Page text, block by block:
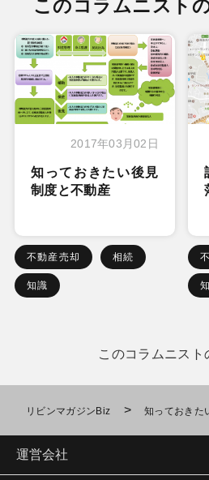
このコラムニスト
2017年03月02日
知っておきたい後見
制度と不動産
不動産売却 相続
知識
このコラムニスト
リビンマガジンBiz > 知っておきた
運営会社